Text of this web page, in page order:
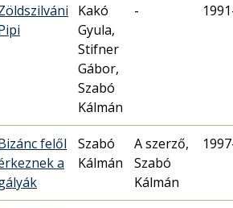
Kakó
Gyula,
Stifner
Gábor,
Szabó
Kálmán
-
felől
a
Szabó
Kálmán
A szerző,
Szabó
Kálmán